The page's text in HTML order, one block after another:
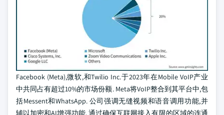
Facebook (Meta),微软,和Twilio Inc.于2023年在Mobile VoIP产业
中共同占有超过10%的市场份额. Meta将VoIP整合到其平台中,包
括Messent和WhatsApp. 公司强调无缝视频和语音调用功能,并
辅以加密和AI增强功能. 通过确保互联网接入有限的区域的连通